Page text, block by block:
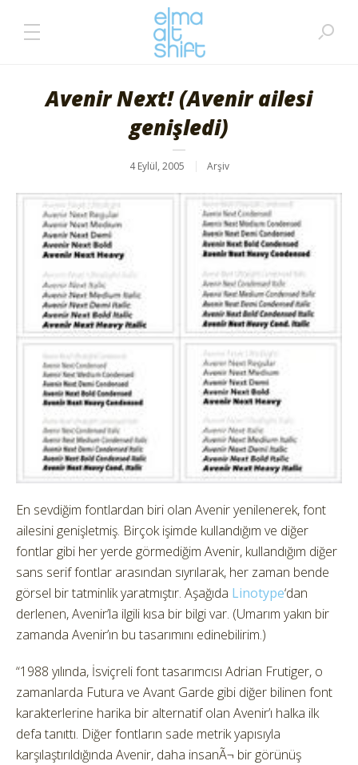
Avenir Next! (Avenir ailesi
genişledi)
4 Eylül, 2005 Arşiv
En sevdiğim fontlardan biri olan Avenir yenilenerek, font
ailesini genişletmiş. Birçok işimde kullandığım ve diğer
fontlar gibi her yerde görmediğim Avenir, kullandığım diğer
sans serif fontlar arasından sıyrılarak, her zaman bende
görsel bir tatminlik yaratmıştır. Aşağıda Linotype‘dan
derlenen, Avenir’la ilgili kısa bir bilgi var. (Umarım yakın bir
zamanda Avenir’ın bu tasarımını edinebilirim.)
“1988 yılında, İsviçreli font tasarımcısı Adrian Frutiger, o
zamanlarda Futura ve Avant Garde gibi diğer bilinen font
karakterlerine harika bir alternatif olan Avenir’ı halka ilk
defa tanıttı. Diğer fontların sade metrik yapısıyla
karşılaştırıldığında Avenir, daha insanÃ¬ bir görünüş